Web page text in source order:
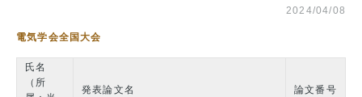
2024/04/08
電気学会全国大会
氏名
（所
発表論文名 論文番号